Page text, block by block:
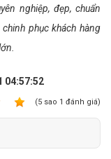
nghiệp, đẹp, chuẩn
phục khách hàng
04:57:52
(5 sao 1 đánh giá)